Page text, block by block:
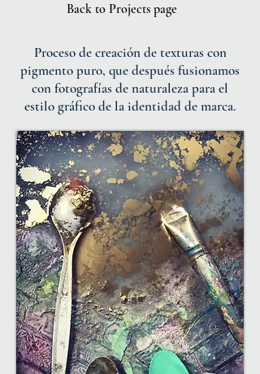
Back to Projects page
Proceso de creación de texturas con
pigmento puro, que después fusionamos
con fotografías de naturaleza para el
estilo gráfico de la identidad de marca.